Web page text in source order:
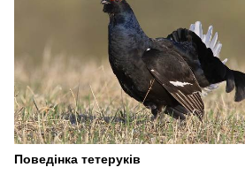
Поведінка тетеруків